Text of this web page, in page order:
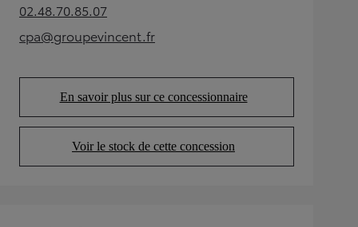
02.48.70.85.07(Opens in new tab)
cpa@groupevincent.fr
(Opens in new tab)
En savoir plus sur ce concessionnaire
(Opens in new tab)
Voir le stock de cette concession
(Opens in new tab)